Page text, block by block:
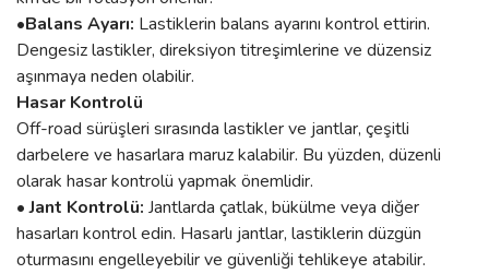
•Balans Ayarı: Lastiklerin balans ayarını kontrol ettirin.
Dengesiz lastikler, direksiyon titreşimlerine ve düzensiz
aşınmaya neden olabilir.
Hasar Kontrolü
Off-road sürüşleri sırasında lastikler ve jantlar, çeşitli
darbelere ve hasarlara maruz kalabilir. Bu yüzden, düzenli
olarak hasar kontrolü yapmak önemlidir.
• Jant Kontrolü: Jantlarda çatlak, bükülme veya diğer
hasarları kontrol edin. Hasarlı jantlar, lastiklerin düzgün
oturmasını engelleyebilir ve güvenliği tehlikeye atabilir.